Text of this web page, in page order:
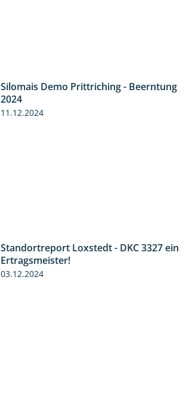
Silomais Demo Prittriching - Beerntung
2024
11.12.2024
Standortreport Loxstedt - DKC 3327 ein
Ertragsmeister!
03.12.2024